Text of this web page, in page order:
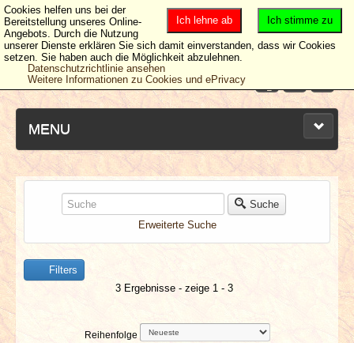
MENU
NEUESTE ARTIKEL
NEWS & DATES
BERICHTE
Suche
Erweiterte Suche
Filters
3 Ergebnisse - zeige 1 - 3
Reihenfolge
Ich stimme zu
Ich lehne ab
Cookies helfen uns bei der
Bereitstellung unseres Online-
Angebots. Durch die Nutzung
unserer Dienste erklären Sie sich damit einverstanden, dass wir Cookies
setzen. Sie haben auch die Möglichkeit abzulehnen.
Datenschutzrichtlinie ansehen
Weitere Informationen zu Cookies und ePrivacy